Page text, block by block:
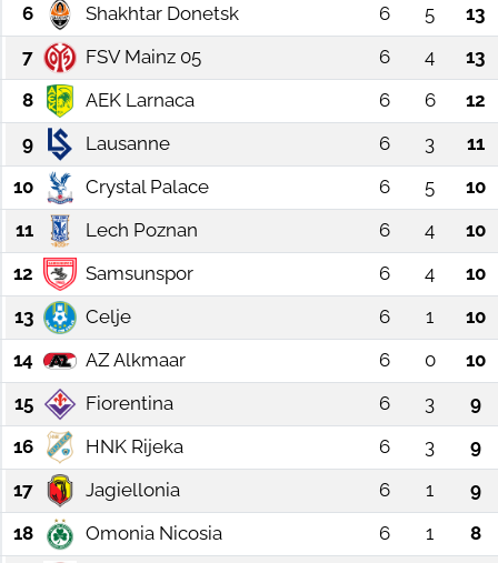
6
Shakhtar Donetsk 6 5
13
7
FSV Mainz 05 6 4
13
8
AEK Larnaca 6 6
12
9
Lausanne 6 3
11
10
Crystal Palace 6 5
10
11
Lech Poznan 6 4
10
12
Samsunspor 6 4
10
13
Celje 6 1
10
14
AZ Alkmaar 6 0
10
15
Fiorentina 6 3
9
16
HNK Rijeka 6 3
9
17
Jagiellonia 6 1
9
18
Omonia Nicosia 6 1
8
Sağlık
Güncel
Kamu Alımları